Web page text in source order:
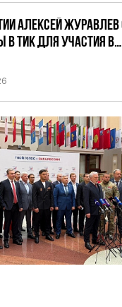
АЛЕКСЕЙ
В ТИК ДЛЯ УЧАСТИЯ В